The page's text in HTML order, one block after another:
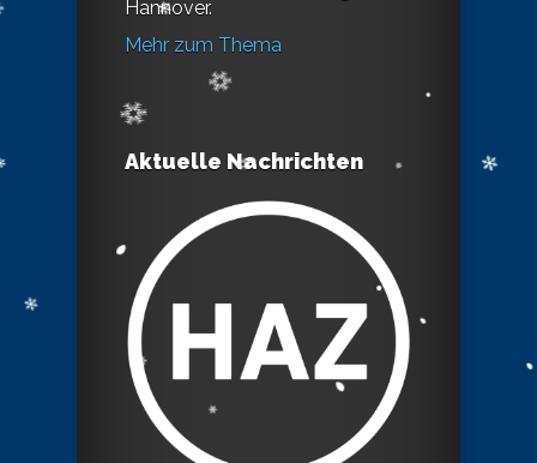
Hannover.
Mehr zum Thema
Aktuelle Nachrichten